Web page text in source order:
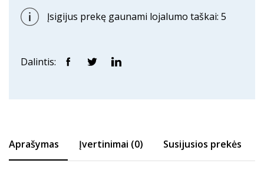
Įsigijus prekę gaunami lojalumo taškai: 5
Dalintis:
Aprašymas Įvertinimai (0) Susijusios prekės